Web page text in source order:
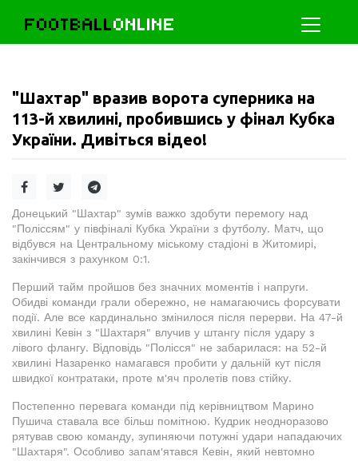
FOOTBALLONLINE
"Шахтар" вразив ворота суперника на
113-й хвилині, пробившись у фінал Кубка
України. Дивіться відео!
Донецький "Шахтар" зумів важко здобути перемогу над
"Поліссям" у півфіналі Кубка України з футболу. Матч, що
відбувся на Центральному міському стадіоні в Житомирі,
закінчився з рахунком 0:1.
Перший тайм пройшов без значних моментів і напруги.
Обидві команди грали обережно, не намагаючись форсувати
події. Але все кардинально змінилося після перерви. На 47-й
хвилині Кевін з "Шахтаря" влучив у штангу після удару з
лівого флангу. Відповідь "Полісся" не забарилася: на 52-й
хвилині Назаренко намагався пробити у дальній кут після
швидкої контратаки, проте м'яч пролетів повз стійку.
Постепенно перевага команди під керівництвом Марино
Пушича ставала все більш помітною. Кудрик неодноразово
рятував свою команду, зупиняючи потужні удари нападаючих
"Шахтаря". Особливо запам'ятався Кевін, який невтомно